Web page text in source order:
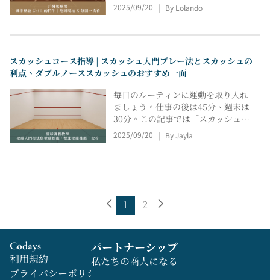
トを公園、河川敷、橋の下の3つのカ
テゴリーに分類しています。大安森
の場所をピックアップし、理想の屋
外バスケットボールコートを素早く
2025/09/20 By Lolando
スカッシュコース指導 | スカッシュ入門プレー法とスカッシュの
利点、ダブルノーススカッシュのおすすめ一面
毎日のルーティンに運動を取り入れ
ましょう。仕事の後は45分、週末は
30分。この記事では「スカッシュコ
ース」を中心に、スカッシュの基本
的な遊び方（ポジショニング、グリ
で、初めての方でも安心してご利用
いただけます。
2025/09/20 By Jayla
1 2
Codays
利用規約
プライバシーポリシー
パートナーシップ
私たちの商人になる